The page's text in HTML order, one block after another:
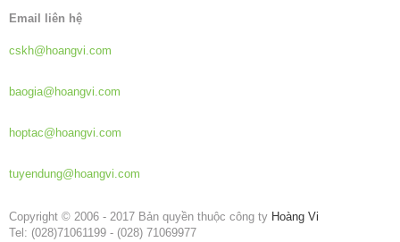
Email liên hệ
cskh@hoangvi.com
baogia@hoangvi.com
hoptac@hoangvi.com
tuyendung@hoangvi.com
Copyright © 2006 - 2017 Bản quyền thuộc công ty Hoàng Vi
Tel: (028)71061199 - (028) 71069977